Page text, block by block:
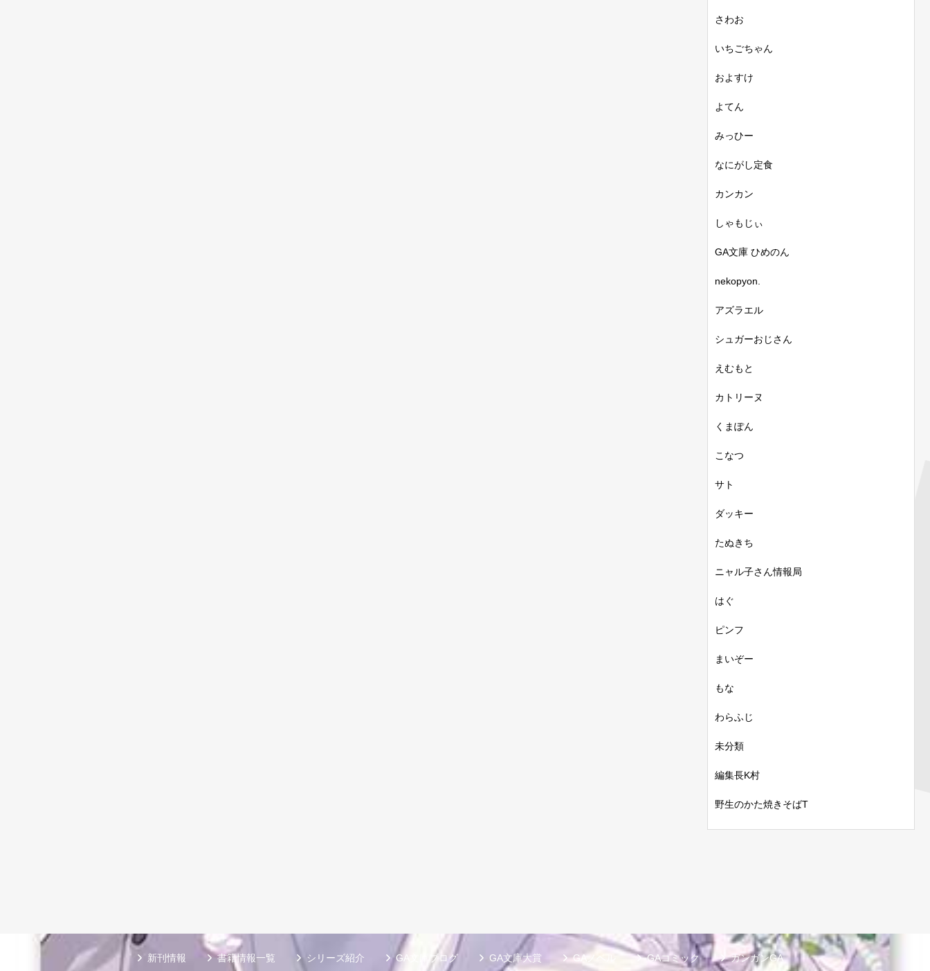
さわお
いちごちゃん
およすけ
よてん
みっひー
なにがし定食
カンカン
しゃもじぃ
GA文庫 ひめのん
nekopyon.
アズラエル
シュガーおじさん
えむもと
カトリーヌ
くまぽん
こなつ
サト
ダッキー
たぬきち
ニャル子さん情報局
はぐ
ピンフ
まいぞー
もな
わらふじ
未分類
編集長K村
野生のかた焼きそばT
新刊情報 書籍情報一覧 シリーズ紹介 GA文庫ブログ GA文庫大賞 GAノベル GAコミック ガンガンGA